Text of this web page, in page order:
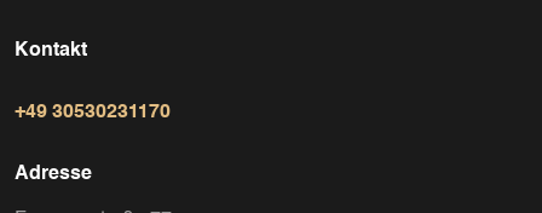
Kontakt
+49 30530231170
Adresse